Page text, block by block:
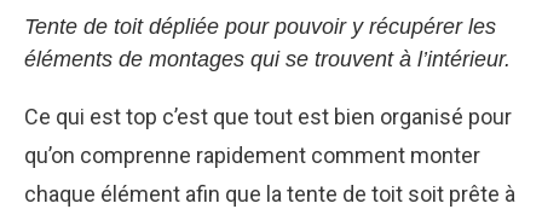
Tente de toit dépliée pour pouvoir y récupérer les
éléments de montages qui se trouvent à l’intérieur.
Ce qui est top c’est que tout est bien organisé pour
qu’on comprenne rapidement comment monter
chaque élément afin que la tente de toit soit prête à